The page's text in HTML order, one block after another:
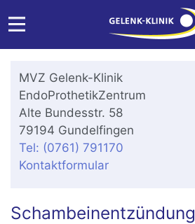
MVZ Gelenk-Klinik
EndoProthetikZentrum
Alte Bundesstr. 58
79194 Gundelfingen
Tel: (0761) 791170
Kontaktformular
Schambeinentzündung